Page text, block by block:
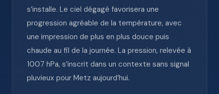
s’installe. Le ciel dégagé favorisera une
progression agréable de la température, avec
une impression de plus en plus douce puis
chaude au fil de la journée. La pression, relevée à
1007 hPa, s’inscrit dans un contexte sans signal
pluvieux pour Metz aujourd’hui.